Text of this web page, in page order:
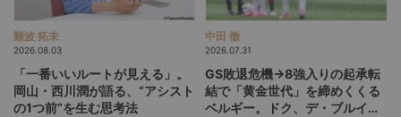
難波 拓未
2026.08.03
「一番いいルートが見える」。
岡山・西川潤が語る、“アシスト
の1つ前”を生む思考法
中田 徹
2026.07.31
GS敗退危機→8強入りの起承転
結で「黄金世代」を締めくくる
ベルギー。ドク、デ・ブルイネ